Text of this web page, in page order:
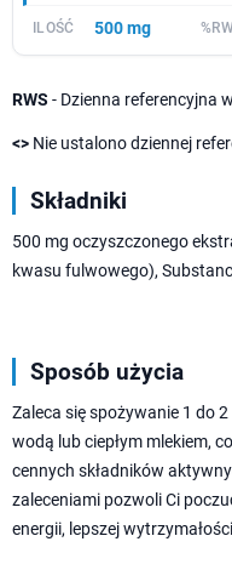
500 mg
RWS - Dzienna referencyjna
<> Nie ustalono dziennej
Składniki
500 mg oczyszczonego
kwasu fulwowego),
Sposób użycia
Zaleca się spożywanie 1 do
wodą lub ciepłym mlekiem,
cennych składników
zaleceniami pozwoli Ci
energii, lepszej